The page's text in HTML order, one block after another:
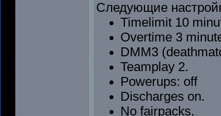
Следующие
Timelimit 10
Overtime 3
DMM3
Teamplay 2.
Powerups: off
Discharges on.
No fairpacks.